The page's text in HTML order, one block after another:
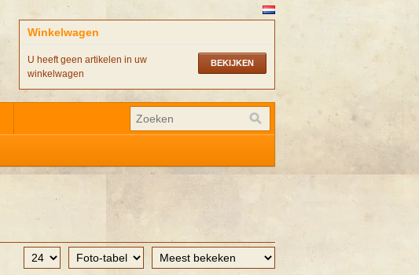
Winkelwagen
BEKIJKEN
U heeft geen artikelen in uw
winkelwagen